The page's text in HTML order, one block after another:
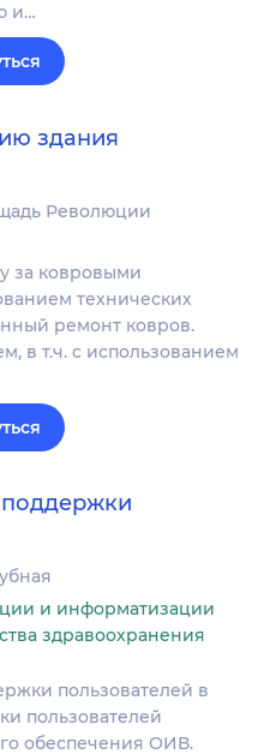
и…
здания
Революции
за ковровыми
технических
ремонт ковров.
в т.ч. с использованием
и информатизации
здравоохранения
пользователей в
пользователей
обеспечения ОИВ.